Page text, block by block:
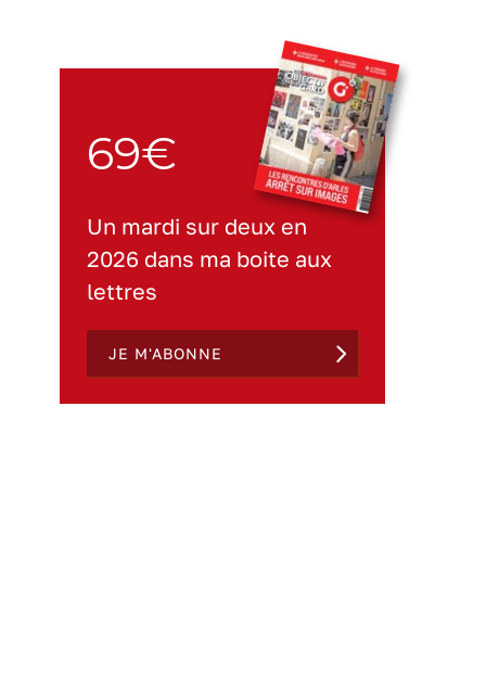
69€
Un mardi sur deux en
2026 dans ma boite aux
lettres
JE M'ABONNE